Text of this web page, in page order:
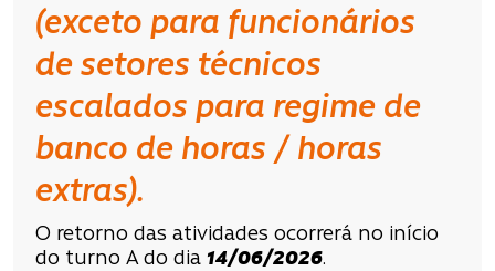
(exceto para funcionários
de setores técnicos
escalados para regime de
banco de horas / horas
extras).
O retorno das atividades ocorrerá no início
do turno A do dia 14/06/2026.